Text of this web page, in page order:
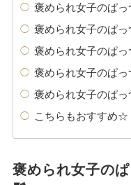
褒められ女子のぱ
褒められ女子のぱ
褒められ女子のぱ
褒められ女子のぱ
褒められ女子のぱ
こちらもおすすめ☆
褒められ女子の